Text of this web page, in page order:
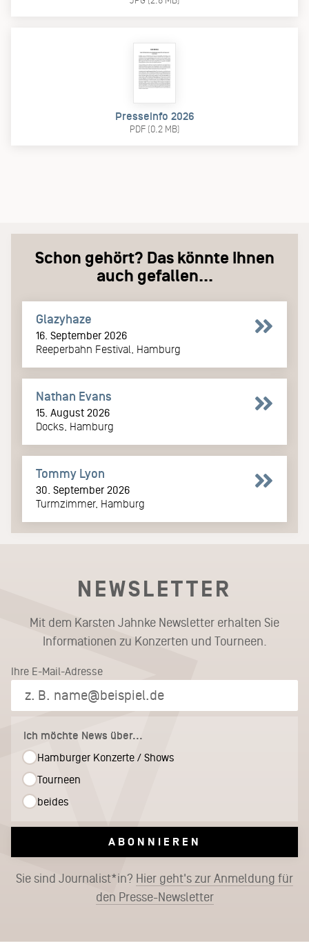
Presseinfo 2026
PDF (0.2 MB)
Schon gehört? Das könnte Ihnen
auch gefallen...
Glazyhaze
16. September 2026
Reeperbahn Festival, Hamburg
Nathan Evans
15. August 2026
Docks, Hamburg
Tommy Lyon
30. September 2026
Turmzimmer, Hamburg
NEWSLETTER
Mit dem Karsten Jahnke Newsletter erhalten Sie
Informationen zu Konzerten und Tourneen.
Ihre E-Mail-Adresse
Ich möchte News über...
Hamburger Konzerte / Shows
Tourneen
beides
ABONNIEREN
Sie sind Journalist*in? Hier geht's zur Anmeldung für
den Presse-Newsletter